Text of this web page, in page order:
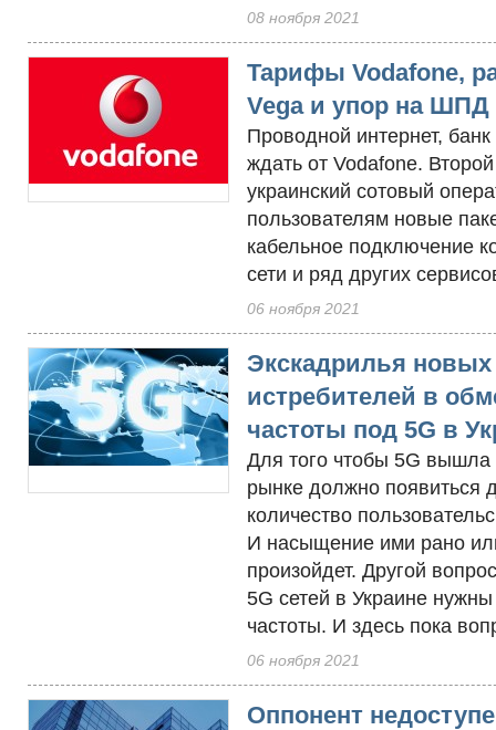
08 ноября 2021
Тарифы Vodafone,
Vega и упор на ШПД
Проводной интернет,
ждать от Vodafone.
украинский сотовый
пользователям новые
кабельное подключение
сети и ряд других
06 ноября 2021
Экскадрилья новых
истребителей в
частоты под 5G в
Для того чтобы 5G
рынке должно появиться
количество
И насыщение ими рано
произойдет. Другой
5G сетей в Украине
частоты. И здесь пока
06 ноября 2021
Оппонент